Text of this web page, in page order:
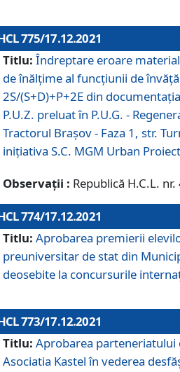
775/17.12.2021
Titlu: Îndreptare eroare
de înălţime al funcţiunii de
2S/(S+D)+P+2E din
P.U.Z. preluat în P.U.G. -
Tractorul Braşov - Faza 1, str.
iniţiativa S.C. MGM Urban
Observații : Republică H.C.L.
774/17.12.2021
Titlu: Aprobarea premierii
preuniversitar de stat din
deosebite la concursurile
773/17.12.2021
Titlu: Aprobarea
Asociatia Kastel în vederea